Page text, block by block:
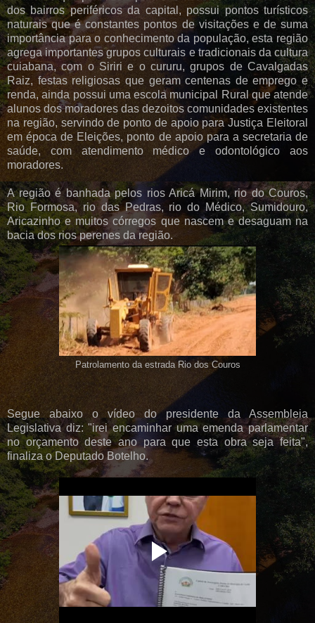
dos bairros periféricos da capital, possui pontos turísticos
naturais que é constantes pontos de visitações e de suma
importância para o conhecimento da população, esta região
agrega importantes grupos culturais e tradicionais da cultura
cuiabana, com o Siriri e o cururu, grupos de Cavalgadas
Raiz, festas religiosas que geram centenas de emprego e
renda, ainda possui uma escola municipal Rural que atende
alunos dos moradores das dezoitos comunidades existentes
na região, servindo de ponto de apoio para Justiça Eleitoral
em época de Eleições, ponto de apoio para a secretaria de
saúde, com atendimento médico e odontológico aos
moradores.
A região é banhada pelos rios Aricá Mirim, rio do Couros,
Rio Formosa, rio das Pedras, rio do Médico, Sumidouro,
Aricazinho e muitos córregos que nascem e desaguam na
bacia dos rios perenes da região.
Patrolamento da estrada Rio dos Couros
Segue abaixo o vídeo do presidente da Assembleia
Legislativa diz: "irei encaminhar uma emenda parlamentar
no orçamento deste ano para que esta obra seja feita",
finaliza o Deputado Botelho.